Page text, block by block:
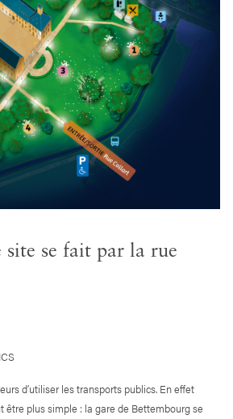
site se fait par la rue
d’utiliser les transports publics. En effet
être plus simple : la gare de Bettembourg se